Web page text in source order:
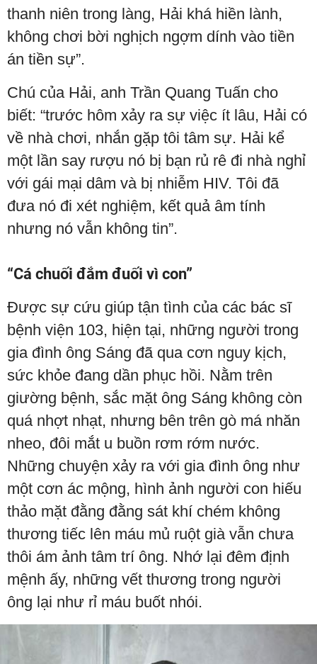
thanh niên trong làng, Hải khá hiền lành,
không chơi bời nghịch ngợm dính vào tiền
án tiền sự”.
Chú của Hải, anh Trần Quang Tuấn cho
biết: “trước hôm xảy ra sự việc ít lâu, Hải có
về nhà chơi, nhắn gặp tôi tâm sự. Hải kể
một lần say rượu nó bị bạn rủ rê đi nhà nghỉ
với gái mại dâm và bị nhiễm HIV. Tôi đã
đưa nó đi xét nghiệm, kết quả âm tính
nhưng nó vẫn không tin”.
“Cá chuối đắm đuối vì con”
Được sự cứu giúp tận tình của các bác sĩ
bệnh viện 103, hiện tại, những người trong
gia đình ông Sáng đã qua cơn nguy kịch,
sức khỏe đang dần phục hồi. Nằm trên
giường bệnh, sắc mặt ông Sáng không còn
quá nhợt nhạt, nhưng bên trên gò má nhăn
nheo, đôi mắt u buồn rơm rớm nước.
Những chuyện xảy ra với gia đình ông như
một cơn ác mộng, hình ảnh người con hiếu
thảo mặt đằng đằng sát khí chém không
thương tiếc lên máu mủ ruột già vẫn chưa
thôi ám ảnh tâm trí ông. Nhớ lại đêm định
mệnh ấy, những vết thương trong người
ông lại như rỉ máu buốt nhói.